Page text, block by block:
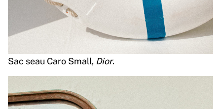
Sac seau Caro Small, Dior.